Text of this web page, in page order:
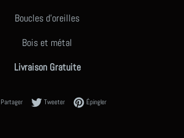
Boucles d'oreilles
Bois et métal
Livraison Gratuite
PartagerPartager sur Facebook
TweeterTweeter sur Twitter
ÉpinglerÉpingler sur Pinterest